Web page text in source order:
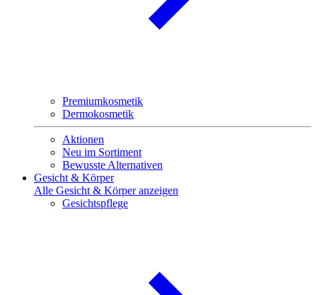
Premiumkosmetik
Dermokosmetik
Aktionen
Neu im Sortiment
Bewusste Alternativen
Gesicht & Körper
Alle Gesicht & Körper anzeigen
Gesichtspflege